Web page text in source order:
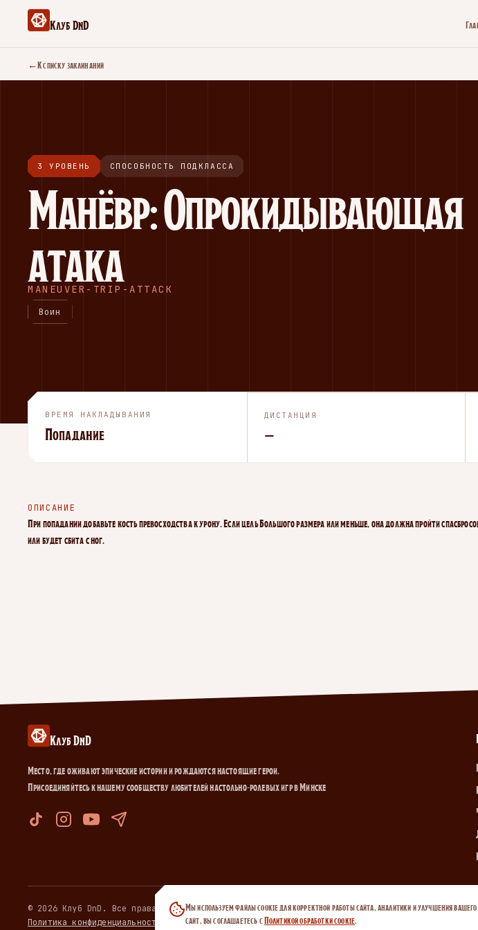
Клуб DnD
←К списку заклинаний
3 УРОВЕНЬ СПОСОБНОСТЬ ПОДКЛАССА
Манёвр: Опрокидывающая
атака
MANEUVER-TRIP-ATTACK
Воин
ВРЕМЯ НАКЛАДЫВАНИЯ
Попадание
ДИСТАНЦИЯ
—
ОПИСАНИЕ
При попадании добавьте кость превосходства к урону. Если цель Большого размера или меньше, она должна пройти
или будет сбита с ног.
Клуб DnD
Место, где оживают эпические истории и рождаются настоящие герои.
Присоединяйтесь к нашему сообществу любителей настольно-ролевых игр в Минске
© 2026 Клуб DnD. Все права защищены.
Политика конфиденциальности
Договор публичной оферты·Политика cookie
Мы используем файлы cookie для корректной работы сайта, аналитики и улучшения
сайт, вы соглашаетесь сПолитикой обработки cookie